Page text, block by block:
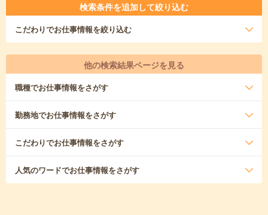
検索条件を追加して絞り込む
こだわりでお仕事情報を絞り込む
他の検索結果ページを見る
職種でお仕事情報をさがす
勤務地でお仕事情報をさがす
こだわりでお仕事情報をさがす
人気のワードでお仕事情報をさがす